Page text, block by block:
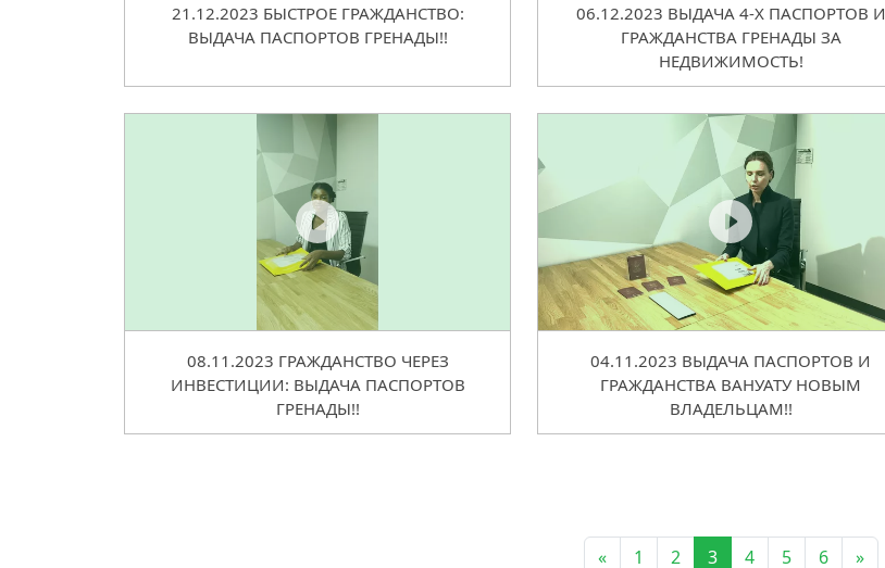
21.12.2023 БЫСТРОЕ ГРАЖДАНСТВО:
ВЫДАЧА ПАСПОРТОВ ГРЕНАДЫ!!
06.12.2023 ВЫДАЧА 4-Х ПАСПОРТОВ И
ГРАЖДАНСТВА ГРЕНАДЫ ЗА
НЕДВИЖИМОСТЬ!
08.11.2023 ГРАЖДАНСТВО ЧЕРЕЗ
ИНВЕСТИЦИИ: ВЫДАЧА ПАСПОРТОВ
ГРЕНАДЫ!!
04.11.2023 ВЫДАЧА ПАСПОРТОВ И
ГРАЖДАНСТВА ВАНУАТУ НОВЫМ
ВЛАДЕЛЬЦАМ!!
« 1 2 3 4 5 6 »